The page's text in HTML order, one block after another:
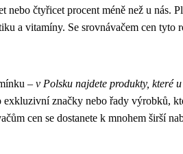
nebo čtyřicet procent méně než u nás.
a vitamíny. Se srovnávačem cen tyto
– v Polsku najdete produkty, které
exkluzivní značky nebo řady výrobků,
cen se dostanete k mnohem širší